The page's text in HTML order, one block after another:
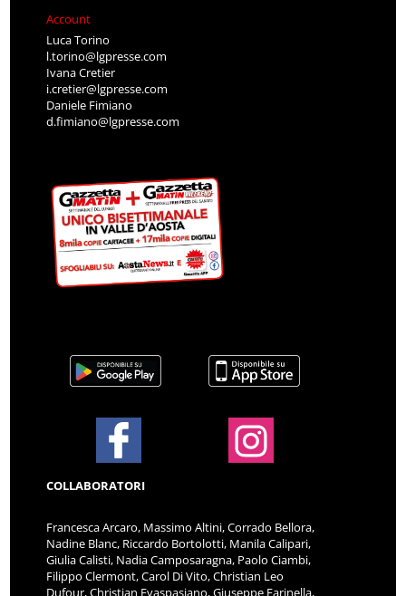
Account
Luca Torino
l.torino@lgpresse.com
Ivana Cretier
i.cretier@lgpresse.com
Daniele Fimiano
d.fimiano@lgpresse.com
COLLABORATORI
Francesca Arcaro, Massimo Altini, Corrado Bellora,
Nadine Blanc, Riccardo Bortolotti, Manila Calipari,
Giulia Calisti, Nadia Camposaragna, Paolo Ciambi,
Filippo Clermont, Carol Di Vito, Christian Leo
Dufour, Christian Evaspasiano, Giuseppe Farinella,